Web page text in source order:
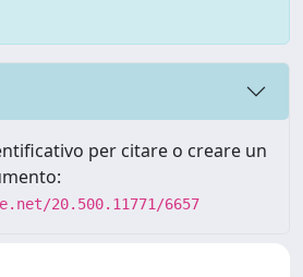
per citare o creare un
20.500.11771/6657